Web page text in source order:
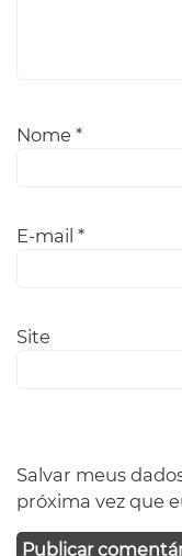
Nome *
E-mail *
Site
Salvar meus
próxima vez que